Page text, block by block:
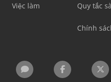
Việc làm Quy tắc
Chính